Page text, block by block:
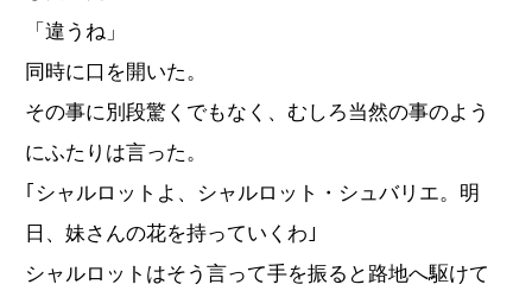
「違うね」
同時に口を開いた。
その事に別段驚くでもなく、むしろ当然の事のよう
にふたりは言った。
｢シャルロットよ、シャルロット・シュバリエ。明
日、妹さんの花を持っていくわ｣
シャルロットはそう言って手を振ると路地へ駆けて